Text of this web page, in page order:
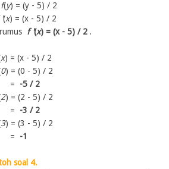
(y) = (y - 5) / 2
(x) = (x - 5) / 2
f '(x) = (x - 5) / 2 .
x) = (x - 5) / 2
0) = (0 - 5) / 2
-5 / 2
2) = (2 - 5) / 2
-3 / 2
3) = (3 - 5) / 2
-1
soal 4.